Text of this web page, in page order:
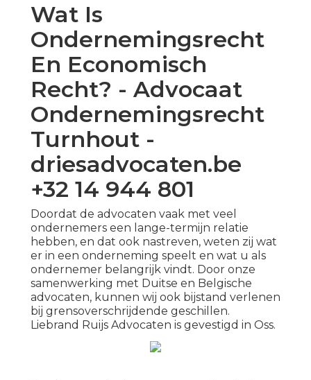
Wat Is
Ondernemingsrecht
En Economisch
Recht? - Advocaat
Ondernemingsrecht
Turnhout -
driesadvocaten.be
+32 14 944 801
Doordat de advocaten vaak met veel
ondernemers een lange-termijn relatie
hebben, en dat ook nastreven, weten zij wat
er in een onderneming speelt en wat u als
ondernemer belangrijk vindt. Door onze
samenwerking met Duitse en Belgische
advocaten, kunnen wij ook bijstand verlenen
bij grensoverschrijdende geschillen.
Liebrand Ruijs Advocaten is gevestigd in Oss.